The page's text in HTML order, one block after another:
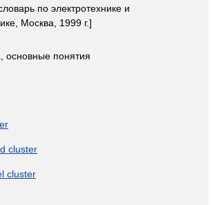
по электротехнике и
Москва, 1999 г.]
основные понятия
cluster
cluster